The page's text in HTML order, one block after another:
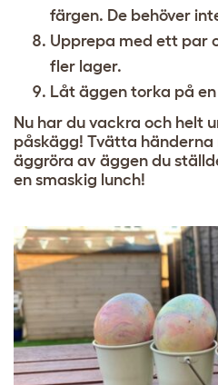
färgen. De behöver
Upprepa med ett par
fler lager.
Låt äggen torka på
Nu har du vackra och helt
påskägg! Tvätta
äggröra av äggen du
en smaskig lunch!